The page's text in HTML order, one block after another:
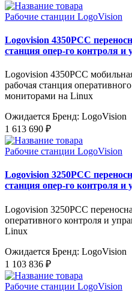
Рабочие станции LogoVision
Logovision 4350PCC
станция опер-го контроля
Logovision 4350PCC
рабочая станция
мониторами на Linux
Ожидается Бренд: LogoVision
1 613 690 ₽
Рабочие станции LogoVision
Logovision 3250PCC
станция опер-го контроля
Logovision 3250PCC
оперативного контроля и
Linux
Ожидается Бренд: LogoVision
1 103 836 ₽
Рабочие станции LogoVision